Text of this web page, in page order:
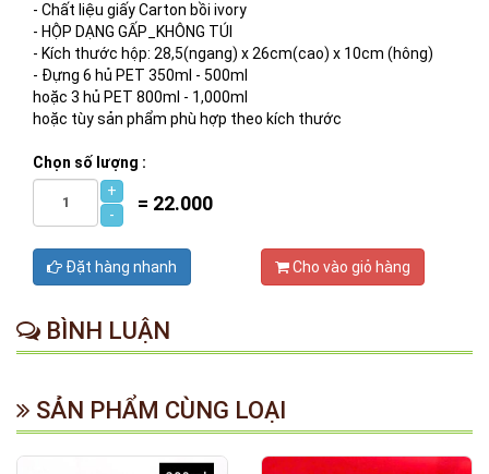
- Chất liệu giấy Carton bồi ivory
- HỘP DẠNG GẤP_KHÔNG TÚI
- Kích thước hộp: 28,5(ngang) x 26cm(cao) x 10cm (hông)
- Đựng 6 hủ PET 350ml - 500ml
hoặc 3 hủ PET 800ml - 1,000ml
hoặc tùy sản phẩm phù hợp theo kích thước
Chọn số lượng :
+
-
= 22.000
Đặt hàng nhanh Cho vào giỏ hàng
BÌNH LUẬN
SẢN PHẨM CÙNG LOẠI